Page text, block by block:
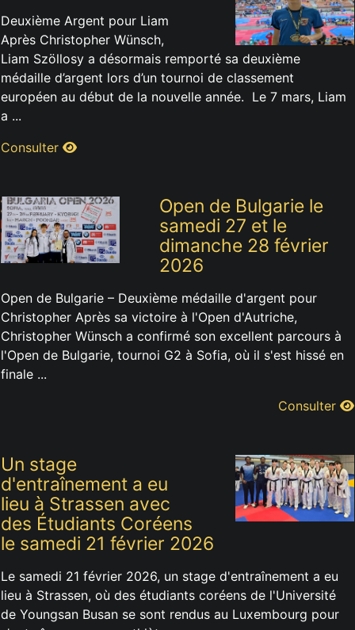
Deuxième Argent pour Liam
Après Christopher Wünsch,
Liam Szöllosy a désormais remporté sa deuxième
médaille d’argent lors d’un tournoi de classement
européen au début de la nouvelle année. Le 7 mars, Liam
a ...
Consulter
Open de Bulgarie le
samedi 27 et le
dimanche 28 février
2026
Open de Bulgarie – Deuxième médaille d'argent pour
Christopher Après sa victoire à l'Open d'Autriche,
Christopher Wünsch a confirmé son excellent parcours à
l'Open de Bulgarie, tournoi G2 à Sofia, où il s'est hissé en
finale ...
Consulter
Un stage
d'entraînement a eu
lieu à Strassen avec
des Étudiants Coréens
le samedi 21 février 2026
Le samedi 21 février 2026, un stage d'entraînement a eu
lieu à Strassen, où des étudiants coréens de l'Université
de Youngsan Busan se sont rendus au Luxembourg pour